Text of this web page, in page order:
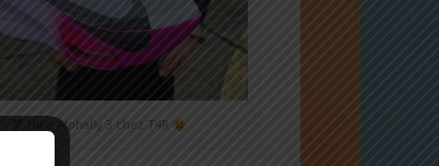
Nike Alphafly 3 chez T4R